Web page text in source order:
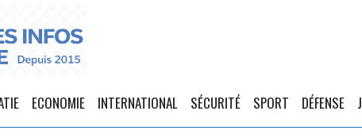
ECONOMIE INTERNATIONAL SÉCURITÉ SPORT DÉFENSE